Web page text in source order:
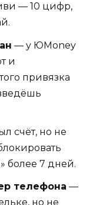
— 10 цифр,
— у ЮMoney
и
привязка
счёт, но не
более 7 дней.
телефона —
но не